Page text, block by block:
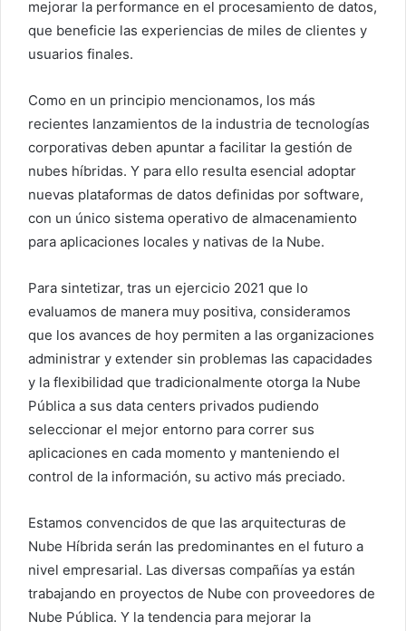
mejorar la performance en el procesamiento de datos,
que beneficie las experiencias de miles de clientes y
usuarios finales.
Como en un principio mencionamos, los más
recientes lanzamientos de la industria de tecnologías
corporativas deben apuntar a facilitar la gestión de
nubes híbridas. Y para ello resulta esencial adoptar
nuevas plataformas de datos definidas por software,
con un único sistema operativo de almacenamiento
para aplicaciones locales y nativas de la Nube.
Para sintetizar, tras un ejercicio 2021 que lo
evaluamos de manera muy positiva, consideramos
que los avances de hoy permiten a las organizaciones
administrar y extender sin problemas las capacidades
y la flexibilidad que tradicionalmente otorga la Nube
Pública a sus data centers privados pudiendo
seleccionar el mejor entorno para correr sus
aplicaciones en cada momento y manteniendo el
control de la información, su activo más preciado.
Estamos convencidos de que las arquitecturas de
Nube Híbrida serán las predominantes en el futuro a
nivel empresarial. Las diversas compañías ya están
trabajando en proyectos de Nube con proveedores de
Nube Pública. Y la tendencia para mejorar la